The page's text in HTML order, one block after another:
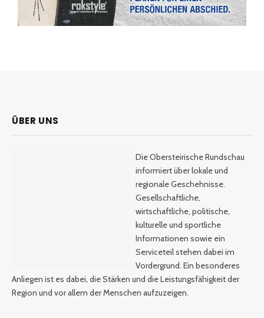
ÜBER UNS
Die Obersteirische Rundschau
informiert über lokale und
regionale Geschehnisse.
Gesellschaftliche,
wirtschaftliche, politische,
kulturelle und sportliche
Informationen sowie ein
Serviceteil stehen dabei im
Vordergrund. Ein besonderes
Anliegen ist es dabei, die Stärken und die Leistungsfähigkeit der
Region und vor allem der Menschen aufzuzeigen.